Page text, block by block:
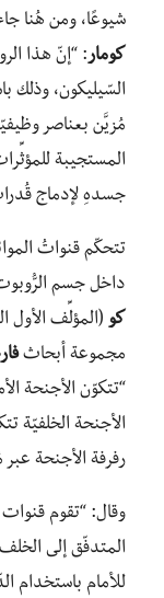
شيوعًا، ومن هُنا
كومار: “إنّ هذا
السّيليكون، وذلك
مُزيَّن بعناصر
المستجيبة
جسدهِ لإدماج
تتحكّم قنواتُ
داخل جسم
كو (المؤلِّف الأول
مجموعة أبحاث
“تتكوّن الأجنحة
الأجنحة الخلفيّة
رفرفة الأجنحة عبر
وقال: “تقوم قنوات
المتدفّق إلى
للأمام باستخدام